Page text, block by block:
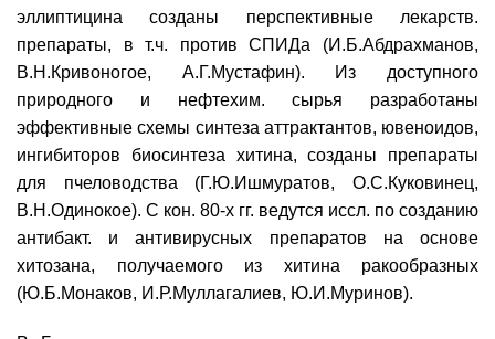
эллиптицина созданы перспективные лекарств.
препараты, в т.ч. против СПИДа (И.Б.Абдрахманов,
В.Н.Кривоногое, А.Г.Мустафин). Из доступного
природного и нефтехим. сырья разработаны
эффективные схемы синтеза аттрактантов, ювеноидов,
ингибиторов биосинтеза хитина, созданы препараты
для пчеловодства (Г.Ю.Ишмуратов, О.С.Куковинец,
В.Н.Одинокое). С кон. 80-х гг. ведутся иссл. по созданию
антибакт. и антивирусных препаратов на основе
хитозана, получаемого из хитина ракообразных
(Ю.Б.Монаков, И.Р.Муллагалиев, Ю.И.Муринов).